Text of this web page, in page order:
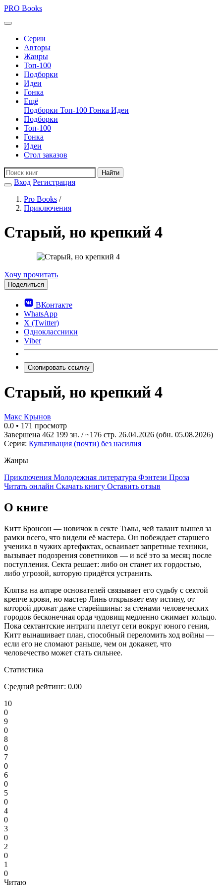
PRO Books
Серии
Авторы
Жанры
Топ-100
Подборки
Идеи
Гонка
Ещё
Подборки Топ-100 Гонка Идеи
Подборки
Топ-100
Гонка
Идеи
Стол заказов
Найти
Вход Регистрация
Pro Books /
Приключения
Старый, но крепкий 4
Хочу прочитать
Поделиться
ВКонтакте
WhatsApp
X (Twitter)
Одноклассники
Viber
Скопировать ссылку
Старый, но крепкий 4
Макс Крынов
0.0 • 171 просмотр
Завершена 462 199 зн. / ~176 стр. 26.04.2026 (обн. 05.08.2026)
Серия: Культивация (почти) без насилия
Жанры
Приключения Молодежная литература Фэнтези Проза
Читать онлайн Скачать книгу Оставить отзыв
О книге
Китт Бронсон — новичок в секте Тьмы, чей талант вышел за
рамки всего, что видели её мастера. Он побеждает старшего
ученика в чужих артефактах, осваивает запретные техники,
вызывает подозрения советников — и всё это за месяц после
поступления. Секта решает: либо он станет их гордостью,
либо угрозой, которую придётся устранить.
Клятва на алтаре основателей связывает его судьбу с сектой
крепче крови, но мастер Линь открывает ему истину, от
которой дрожат даже старейшины: за стенами человеческих
городов бесконечная орда чудовищ медленно сжимает кольцо.
Пока сектантские интриги плетут сети вокруг юного гения,
Китт вынашивает план, способный переломить ход войны —
если его не сломают раньше, чем он докажет, что
человечество может стать сильнее.
Статистика
Средний рейтинг: 0.00
10
0
9
0
8
0
7
0
6
0
5
0
4
0
3
0
2
0
1
0
Читаю